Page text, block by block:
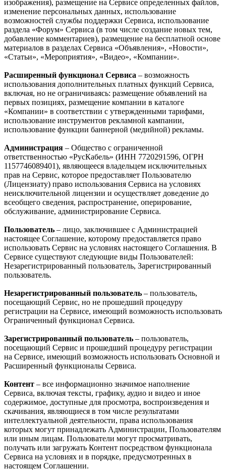
изображения), размещение на Сервисе определенных файлов,
изменение персональных данных, использование
возможностей службы поддержки Сервиса, использование
раздела «Форум» Сервиса (в том числе создание новых тем,
добавление комментариев), размещение на бесплатной основе
материалов в разделах Сервиса «Объявления», «Новости»,
«Статьи», «Мероприятия», «Видео», «Компании».
Расширенный функционал Сервиса – возможность
использования дополнительных платных функций Сервиса,
включая, но не ограничиваясь: размещение объявлений на
первых позициях, размещение компании в каталоге
«Компании» в соответствии с утвержденными тарифами,
использование инструментов рекламной кампании,
использование функции баннерной (медийной) рекламы.
Администрация – Общество с ограниченной
ответственностью «РусКабель» (ИНН 7720291596, ОГРН
1157746089401), являющееся владельцем исключительных
прав на Сервис, которое предоставляет Пользователю
(Лицензиату) право использования Сервиса на условиях
неисключительной лицензии и осуществляет доведение до
всеобщего сведения, распространение, оперирование,
обслуживание, администрирование Сервиса.
Пользователь – лицо, заключившее с Администрацией
настоящее Соглашение, которому предоставляется право
использовать Сервис на условиях настоящего Соглашения. В
Сервисе существуют следующие виды Пользователей:
Незарегистрированный пользователь, Зарегистрированный
пользователь.
Незарегистрированный пользователь – пользователь,
посещающий Сервис, но не прошедший процедуру
регистрации на Сервисе, имеющий возможность использовать
Ограниченный функционал Сервиса.
Зарегистрированный пользователь – пользователь,
посещающий Сервис и прошедший процедуру регистрации
на Сервисе, имеющий возможность использовать Основной и
Расширенный функционалы Сервиса.
Контент – все информационно значимое наполнение
Сервиса, включая тексты, графику, аудио и видео и иное
содержимое, доступные для просмотра, воспроизведения и
скачивания, являющиеся в том числе результатами
интеллектуальной деятельности, права использования
которых могут принадлежать Администрации, Пользователям
или иным лицам. Пользователи могут просматривать,
получать или загружать Контент посредством функционала
Сервиса на условиях и в порядке, предусмотренных в
настоящем Соглашении.